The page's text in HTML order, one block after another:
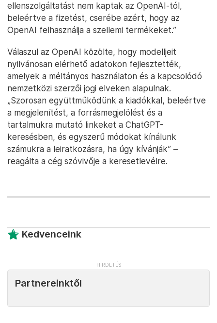
ellenszolgáltatást nem kaptak az OpenAI-tól,
beleértve a fizetést, cserébe azért, hogy az
OpenAI felhasználja a szellemi termékeket.”
Válaszul az OpenAI közölte, hogy modelljeit
nyilvánosan elérhető adatokon fejlesztették,
amelyek a méltányos használaton és a kapcsolódó
nemzetközi szerzői jogi elveken alapulnak.
„Szorosan együttműködünk a kiadókkal, beleértve
a megjelenítést, a forrásmegjelölést és a
tartalmukra mutató linkeket a ChatGPT-
keresésben, és egyszerű módokat kínálunk
számukra a leiratkozásra, ha úgy kívánják” –
reagálta a cég szóvivője a keresetlevélre.
Kedvenceink
Partnereinktől